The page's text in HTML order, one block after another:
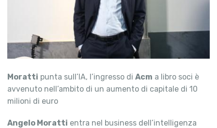
Moratti punta sull’IA, l’ingresso di Acm a libro soci è
avvenuto nell’ambito di un aumento di capitale di 10
milioni di euro
Angelo Moratti entra nel business dell’intelligenza